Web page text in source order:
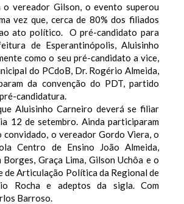
o vereador Gilson, o evento superou
vez que, cerca de 80% dos filiados
ato político. O pré-candidato para
de Esperantinópolis, Aluisinho
como o seu pré-candidato a vice,
do PCdoB, Dr. Rogério Almeida,
da convenção do PDT, partido
candidatura.
Aluisinho Carneiro deverá se filiar
12 de setembro. Ainda participaram
convidado, o vereador Gordo Viera, o
Centro de Ensino João Almeida,
Graça Lima, Gilson Uchôa e o
de Articulação Política da Regional de
Rocha e adeptos da sigla. Com
Barroso.